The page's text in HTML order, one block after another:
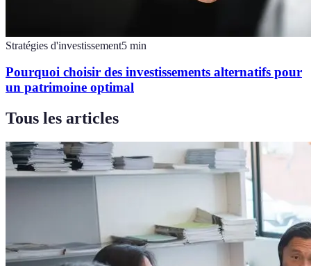
Stratégies d'investissement5 min
Pourquoi choisir des investissements alternatifs pour
un patrimoine optimal
Tous les articles